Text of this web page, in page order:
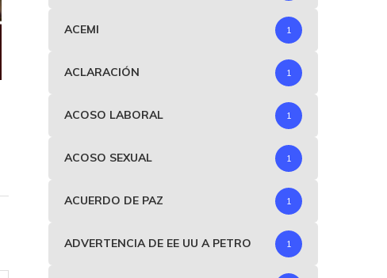
contra el senador Carlos
septiembre 3, 2025
Fiscalía citó a
cargos a Sandra...
noviembre 16, 2024
ACEMI 1
ACLARACIÓN 1
ACOSO LABORAL 1
ACOSO SEXUAL 1
ACUERDO DE PAZ 1
ADVERTENCIA DE EE UU A PETRO 1